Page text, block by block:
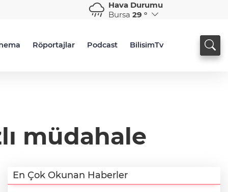
Hava Durumu
Bursa 29 °
Röportajlar Podcast BilisimTv
müdahale
En Çok Okunan Haberler